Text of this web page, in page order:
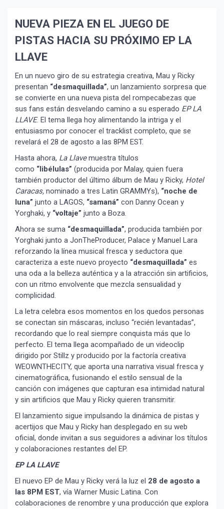
NUEVA PIEZA EN EL JUEGO DE
PISTAS HACIA SU PRÓXIMO EP LA
LLAVE
En un nuevo giro de su estrategia creativa, Mau y Ricky
presentan “desmaquillada”, un lanzamiento sorpresa que
se convierte en una nueva pista del rompecabezas que
sus fans están desvelando camino a su esperado EP LA
LLAVE. El tema llega hoy alimentando la intriga y el
entusiasmo por conocer el tracklist completo, que se
revelará el 28 de agosto a las 8PM EST.
Hasta ahora, La Llavemuestra títulos
como “libélulas” (producida por Malay, quien fuera
también productor del último álbum de Mau y Ricky, Hotel
Caracas, nominado a tres Latin GRAMMYs), “noche de
luna” junto a LAGOS, “samaná” con Danny Ocean y
Yorghaki, y “voltaje” junto a Boza.
Ahora se suma “desmaquillada”, producida también por
Yorghaki junto a JonTheProducer, Palace y Manuel Lara
reforzando la línea musical fresca y seductora que
caracteriza a este nuevo proyecto “desmaquillada” es
una oda a la belleza auténtica y a la atracción sin artificios,
con un ritmo envolvente que mezcla sensualidad y
complicidad.
La letra celebra esos momentos en los quedos personas
se conectan sin máscaras, incluso “recién levantadas”,
recordando que lo real siempre conquista más que lo
perfecto. El tema llega acompañado de un videoclip
dirigido por Stillz y producido por la factoría creativa
WEOWNTHECITY, que aporta una narrativa visual fresca y
cinematográfica, fusionando el estilo sensual de la
canción con imágenes que capturan esa intimidad natural
y sin artificios que Mau y Ricky quieren transmitir.
El lanzamiento sigue impulsando la dinámica de pistas y
acertijos que Mau y Ricky han desplegado en su web
oficial, donde invitan a sus seguidores a adivinar los títulos
y colaboraciones restantes del EP.
EP LA LLAVE
El nuevo EP de Mau y Ricky verá la luz el 28 de agosto a
las 8PM EST, vía Warner Music Latina. Con
colaboraciones de renombre y una producción que explora